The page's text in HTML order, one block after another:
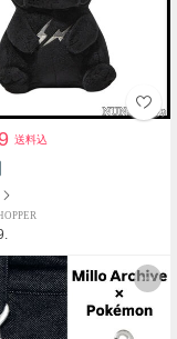
送料込